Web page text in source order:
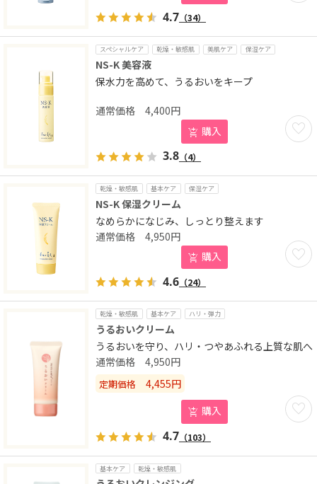
4.7 （34）
スペシャルケア 乾燥・敏感肌 美肌ケア 保湿ケア
NS-K 美容液
保水力を高めて、うるおいをキープ
お気
4,400円
購入
3.8 （4）
乾燥・敏感肌 基本ケア 保湿ケア
NS-K 保湿クリーム
なめらかになじみ、しっとり整えます
お気
4,950円
購入
4.6 （24）
乾燥・敏感肌 基本ケア ハリ・弾力
うるおいクリーム
うるおいを守り、ハリ・つやあふれる上質な肌へ
お気
4,950円
定期価格 4,455円
購入
4.7 （103）
基本ケア 乾燥・敏感肌